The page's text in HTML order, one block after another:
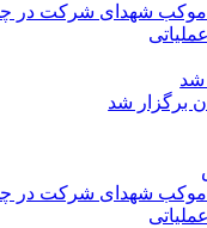
موکب شهدای شرکت در
شد
برگزار شد
موکب شهدای شرکت در